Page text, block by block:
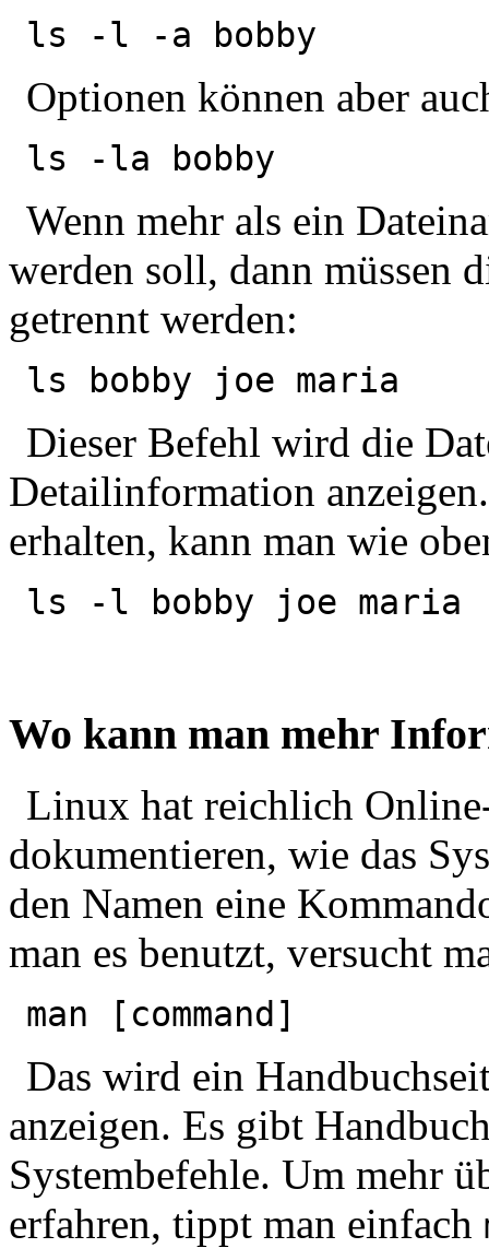
ls -l -a bobby
Optionen können aber
ls -la bobby
Wenn mehr als ein
werden soll, dann müssen
getrennt werden:
ls bobby joe maria
Dieser Befehl wird die
Detailinformation
erhalten, kann man wie
ls -l bobby joe maria
Wo kann man mehr
Linux hat reichlich
dokumentieren, wie das
den Namen eine
man es benutzt, versucht
man [command]
Das wird ein
anzeigen. Es gibt
Systembefehle. Um mehr
erfahren, tippt man einfach